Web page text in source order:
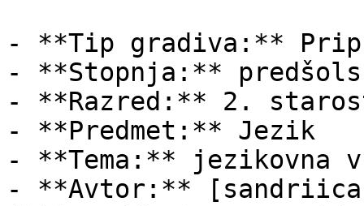
- **Tip gradiva:**
- **Stopnja:**
- **Razred:** 2.
- **Predmet:** Jezik
- **Tema:** jezikovna
- **Avtor:**